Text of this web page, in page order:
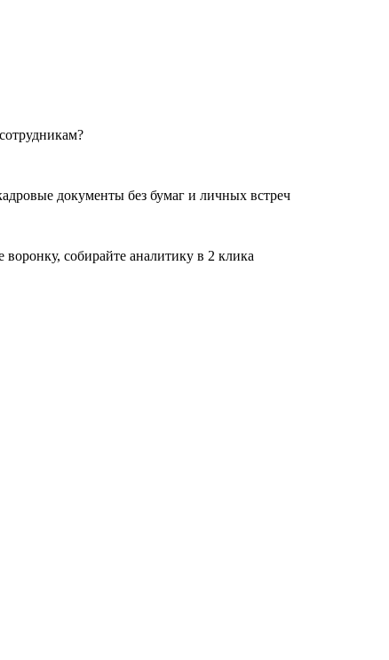
документы без бумаг и личных встреч
собирайте аналитику в 2 клика